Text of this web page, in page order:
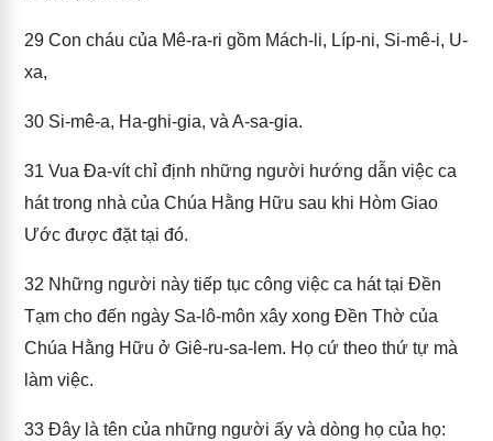
29 Con cháu của Mê-ra-ri gồm Mách-li, Líp-ni, Si-mê-i, U-
xa,
30 Si-mê-a, Ha-ghi-gia, và A-sa-gia.
31 Vua Đa-vít chỉ định những người hướng dẫn việc ca
hát trong nhà của Chúa Hằng Hữu sau khi Hòm Giao
Ước được đặt tại đó.
32 Những người này tiếp tục công việc ca hát tại Đền
Tạm cho đến ngày Sa-lô-môn xây xong Đền Thờ của
Chúa Hằng Hữu ở Giê-ru-sa-lem. Họ cứ theo thứ tự mà
làm việc.
33 Đây là tên của những người ấy và dòng họ của họ: